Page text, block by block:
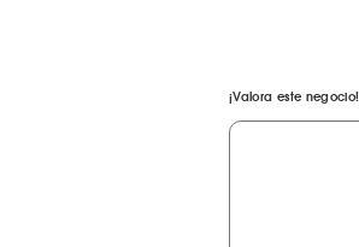
¡Valora este negocio!